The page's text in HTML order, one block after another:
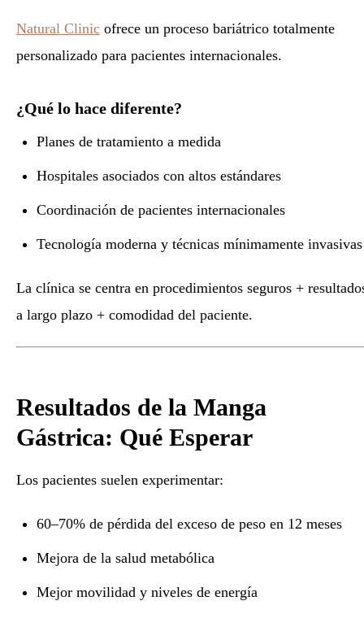
Natural Clinic ofrece un proceso bariátrico totalmente
personalizado para pacientes internacionales.
¿Qué lo hace diferente?
Planes de tratamiento a medida
Hospitales asociados con altos estándares
Coordinación de pacientes internacionales
Tecnología moderna y técnicas mínimamente invasivas
La clínica se centra en procedimientos seguros +
a largo plazo + comodidad del paciente.
Resultados de la Manga
Gástrica: Qué Esperar
Los pacientes suelen experimentar:
60–70% de pérdida del exceso de peso en 12 meses
Mejora de la salud metabólica
Mejor movilidad y niveles de energía